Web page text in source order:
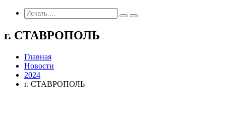
г. СТАВРОПОЛЬ
Главная
Новости
2024
г. СТАВРОПОЛЬ